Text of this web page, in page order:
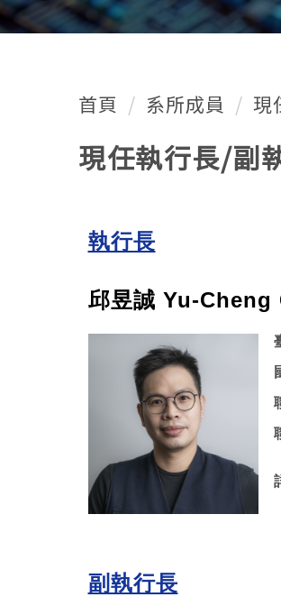
首頁 系所成員 現
現任執行長/副
執行長
邱昱誠 Yu-Cheng
副執行長